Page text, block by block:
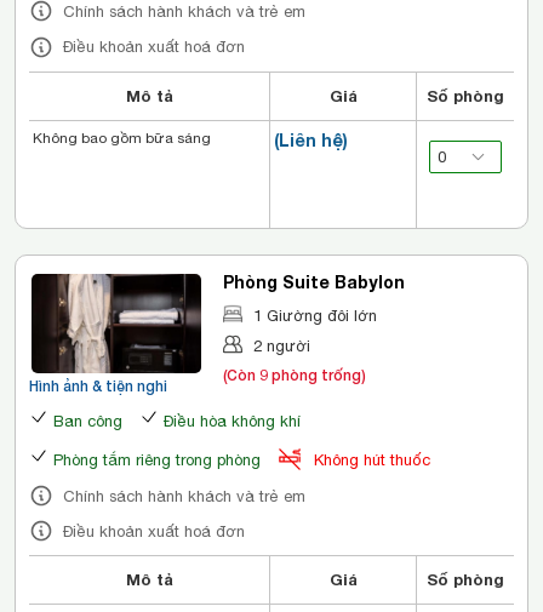
Chính sách hành khách và trẻ em
Điều khoản xuất hoá đơn
Mô tả Giá Số phòng
(Liên hệ)
Không bao gồm bữa sáng
Hình ảnh & tiện nghi
Phòng Suite Babylon
1 Giường đôi lớn
2 người
(Còn 9 phòng trống)
Ban công Điều hòa không khí
Phòng tắm riêng trong phòng
Không hút thuốc
Chính sách hành khách và trẻ em
Điều khoản xuất hoá đơn
Mô tả Giá Số phòng